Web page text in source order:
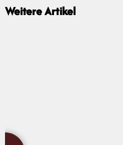
Weitere Artikel